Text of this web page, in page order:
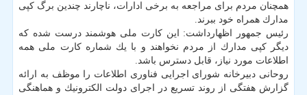
همچنان مردم برای مراجعه به برخی ادارات، ناچارند چندین برگ كپی
مدارك همراه خود ببرند.
رئیس جمهور اظهارداشت: این كارت ملی هوشمند درست شده كه
دیگر كپی مدارك از مردم نخواهند و با یك شماره كارت ملی همه
اطلاعات مورد نیاز، قابل دسترس باشد.
روحانی دبیرخانه شورای اجرایی فناوری اطلاعات را موظف به ارائه
گزارش هفتگی از روند تسریع در اجرای دولت الكترونیك و هماهنگی